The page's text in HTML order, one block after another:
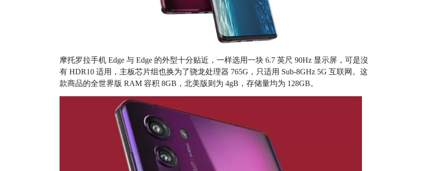
摩托罗拉手机 Edge 与 Edge 的外型十分贴近，一样选用一块 6.7 英尺 90Hz 显示屏，可是沒
有 HDR10 适用，主板芯片组也换为了骁龙处理器 765G，只适用 Sub-8GHz 5G 互联网。这
款商品的全世界版 RAM 容积 8GB，北美版则为 4gB，存储量均为 128GB。